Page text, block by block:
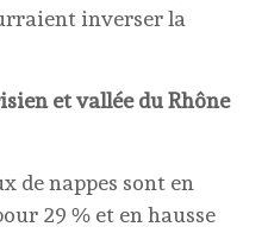
inverser la
et vallée du Rhône
de nappes sont en
29 % et en hausse